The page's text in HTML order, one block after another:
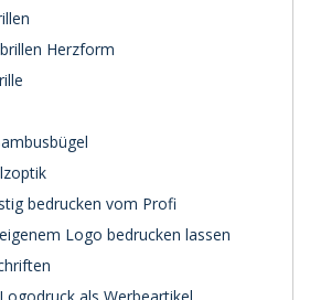
Herzform
bedrucken vom Profi
Logo bedrucken lassen